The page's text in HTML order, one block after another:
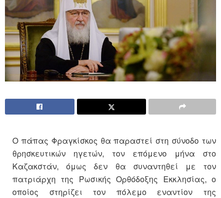
Ο πάπας Φραγκίσκος θα παραστεί στη σύνοδο των
θρησκευτικών ηγετών, τον επόμενο μήνα στο
Καζακστάν, όμως δεν θα συναντηθεί με τον
πατριάρχη της Ρωσικής Ορθόδοξης Εκκλησίας, ο
οποίος στηρίζει τον πόλεμο εναντίον της